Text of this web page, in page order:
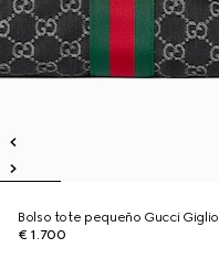
Bolso tote pequeño Gucci Giglio
€ 1.700